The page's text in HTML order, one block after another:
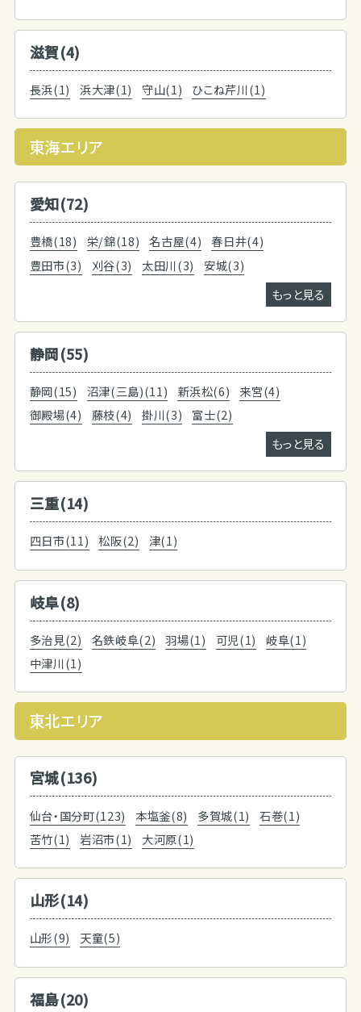
滋賀(4)
長浜(1) 浜大津(1) 守山(1) ひこね芹川(1)
東海エリア
愛知(72)
豊橋(18) 栄/錦(18) 名古屋(4)
春日井(4)
豊田市(3)
刈谷(3) 太田川(3)
安城(3)
もっと見る
静岡(55)
静岡(15) 沼津(三島)(11) 新浜松(6)
来宮(4)
御殿場(4)
藤枝(4) 掛川(3)
富士(2)
もっと見る
三重(14)
四日市(11) 松阪(2) 津(1)
岐阜(8)
多治見(2) 名鉄岐阜(2) 羽場(1) 可児(1)
岐阜(1)
中津川(1)
東北エリア
宮城(136)
仙台・国分町(123) 本塩釜(8) 多賀城(1)
石巻(1)
苦竹(1)
岩沼市(1) 大河原(1)
山形(14)
山形(9) 天童(5)
福島(20)